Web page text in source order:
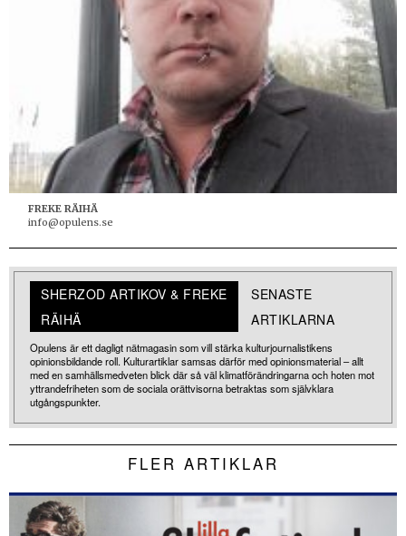
FREKE RÄIHÄ
info@opulens.se
SHERZOD ARTIKOV & FREKE
RÄIHÄ
SENASTE
ARTIKLARNA
Opulens är ett dagligt nätmagasin som vill stärka kulturjournalistikens
opinionsbildande roll. Kulturartiklar samsas därför med opinionsmaterial – allt
med en samhällsmedveten blick där så väl klimatförändringarna och hoten mot
yttrandefriheten som de sociala orättvisorna betraktas som självklara
utgångspunkter.
FLER ARTIKLAR